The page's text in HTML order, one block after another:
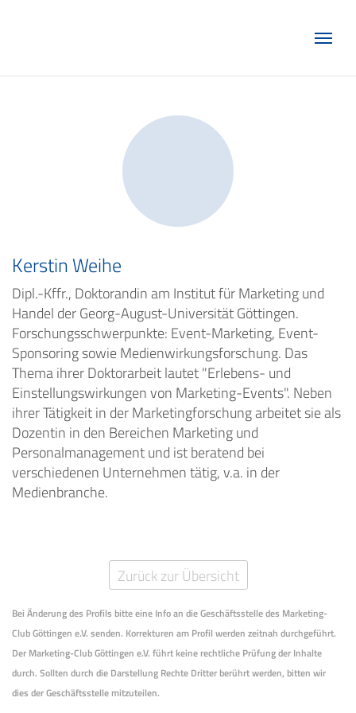
Kerstin Weihe
Dipl.-Kffr., Doktorandin am Institut für Marketing und
Handel der Georg-August-Universität Göttingen.
Forschungsschwerpunkte: Event-Marketing, Event-
Sponsoring sowie Medienwirkungsforschung. Das
Thema ihrer Doktorarbeit lautet "Erlebens- und
Einstellungswirkungen von Marketing-Events". Neben
ihrer Tätigkeit in der Marketingforschung arbeitet sie als
Dozentin in den Bereichen Marketing und
Personalmanagement und ist beratend bei
verschiedenen Unternehmen tätig, v.a. in der
Medienbranche.
Zurück zur Übersicht
Bei Änderung des Profils bitte eine Info an die Geschäftsstelle des Marketing-
Club Göttingen e.V. senden. Korrekturen am Profil werden zeitnah durchgeführt.
Der Marketing-Club Göttingen e.V. führt keine rechtliche Prüfung der Inhalte
durch. Sollten durch die Darstellung Rechte Dritter berührt werden, bitten wir
dies der Geschäftsstelle mitzuteilen.